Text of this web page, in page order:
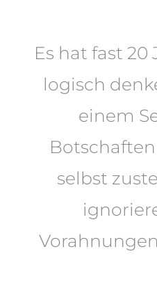
Es hat fast
logisch
einem
selbst